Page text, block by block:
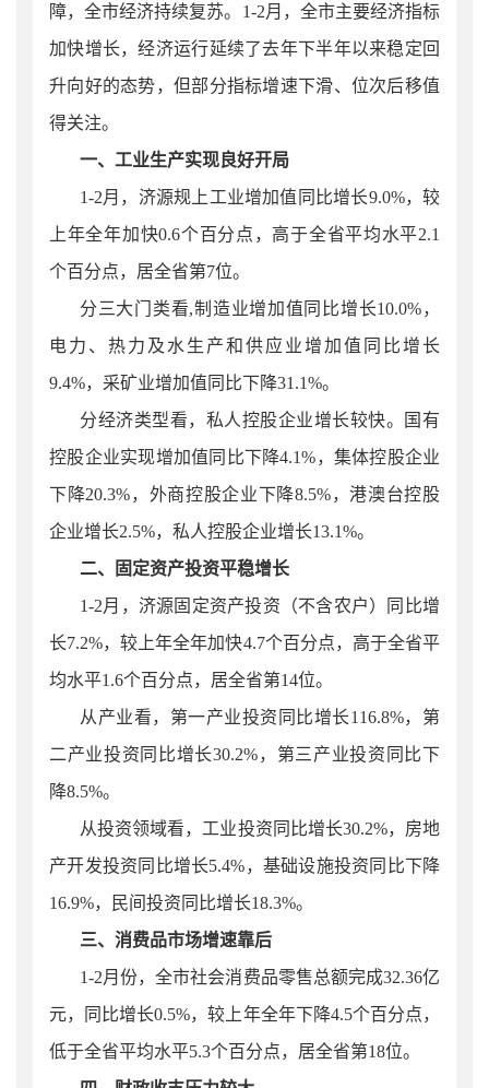
障，全市经济持续复苏。1-2月，全市主要经济指标
加快增长，经济运行延续了去年下半年以来稳定回
升向好的态势，但部分指标增速下滑、位次后移值
得关注。
一、工业生产实现良好开局
1-2月，济源规上工业增加值同比增长9.0%，较
上年全年加快0.6个百分点，高于全省平均水平2.1
个百分点，居全省第7位。
分三大门类看,制造业增加值同比增长10.0%，
电力、热力及水生产和供应业增加值同比增长
9.4%，采矿业增加值同比下降31.1%。
分经济类型看，私人控股企业增长较快。
国有
控股企业实现增加值同比下降4.1%，集体控股企业
下降20.3%，外商控股企业下降8.5%，港澳台控股
企业增长2.5%，私人控股企业增长13.1%。
二、固定资产投资平稳增长
1-2月，济源固定资产投资（不含农户）同比增
长7.2%，较上年全年加快4.7个百分点， 高于全省平
均水平1.6个百分点，居全省第14位。
从产业看，第一产业投资同比增长116.8%，第
二产业投资同比增长30.2%，第三产业投资同比下
降8.5%。
从投资领域看，工业投资同比增长30.2%，房地
产开发投资同比增长5.4%，基础设施投资同比下降
16.9%，民间投资同比增长18.3%。
三、消费品市场增速靠后
1-2月份，全市社会消费品零售总额完成32.36亿
元，同比增长0.5%，较上年全年下降4.5个百分点，
低于全省平均水平5.3个百分点，居全省第18位。